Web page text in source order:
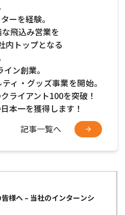
ーを経験。
飛込み営業を
内トップとなる
ン創業。
ィ・グッズ事業を開始。
ライアント100を突破！
本一を獲得します！
記事一覧へ
様へ – 当社のインターンシ